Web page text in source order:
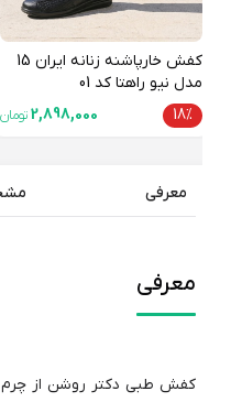
کفش خارپاشنه زنانه ایران 15
مدل نیو راهتا کد 01
18%
2,898,000تومان
معرفی
معرفی
کفش طبی دکتر روشن از چرم